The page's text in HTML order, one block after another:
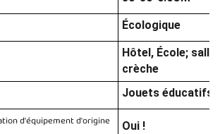
Écologique
Hôtel, École;
crèche
Jouets éducatifs
d'équipement d'origine
Oui !